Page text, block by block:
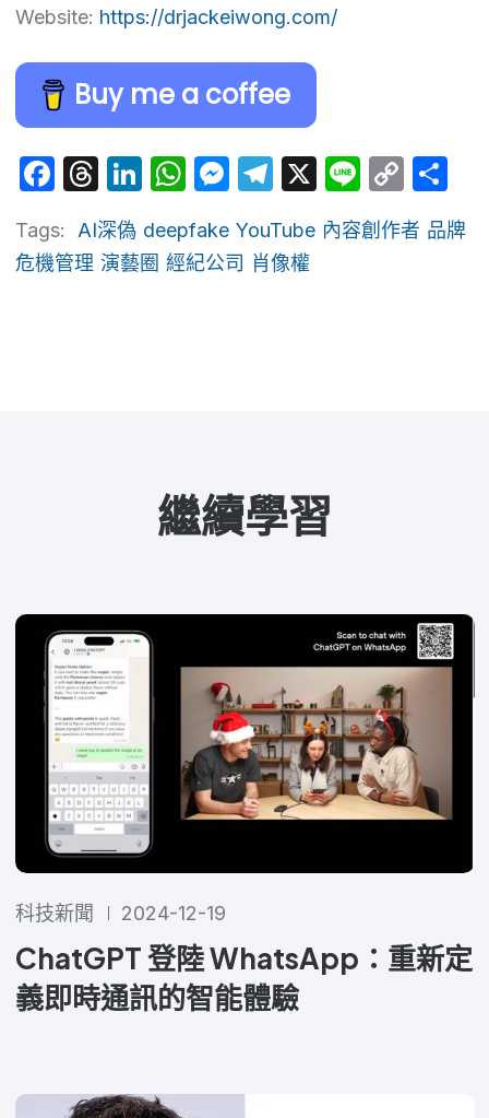
Website: https://drjackeiwong.com/
Buy me a coffee
Facebook
Threads
LinkedIn
WhatsApp
Messenger
Telegram
X LineCopy
Link
Tags: AI深偽 deepfake YouTube 內容創作者 品牌
危機管理 演藝圈 經紀公司 肖像權
繼續學習
科技新聞 2024-12-19
ChatGPT 登陸 WhatsApp：重新定
義即時通訊的智能體驗